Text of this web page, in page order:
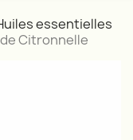
essentielles
Citronnelle